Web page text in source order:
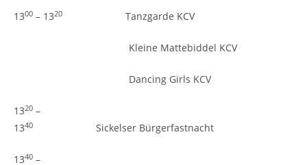
1300 – 1320 Tanzgarde KCV
Kleine Mattebiddel KCV
Dancing Girls KCV
1320 –
1340 Sickelser Bürgerfastnacht
1340 –